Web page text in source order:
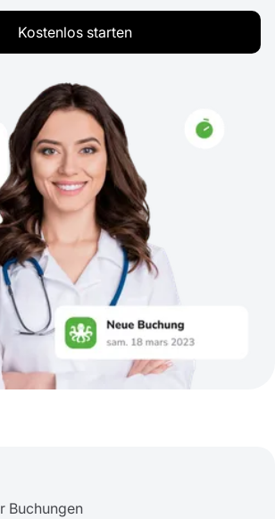
Kostenlos starten
Buchungen